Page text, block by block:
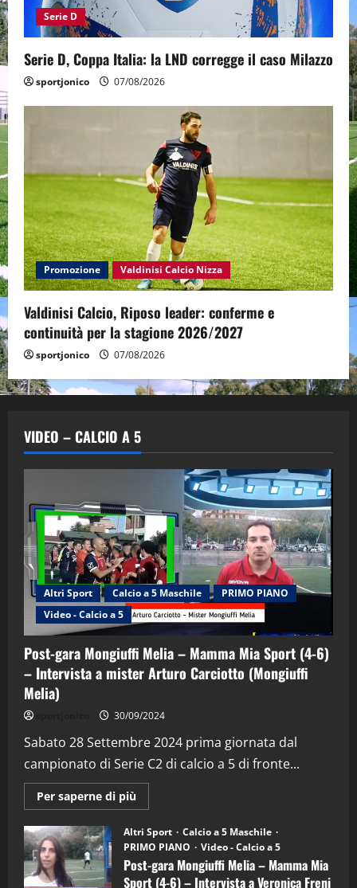
Serie D
Serie D, Coppa Italia: la LND corregge il caso Milazzo
sportjonico 07/08/2026
Promozione Valdinisi Calcio Nizza
Valdinisi Calcio, Riposo leader: conferme e
continuità per la stagione 2026/2027
sportjonico 07/08/2026
VIDEO – CALCIO A 5
Altri Sport Calcio a 5 Maschile
PRIMO PIANO
Video - Calcio a 5
Post-gara Mongiuffi Melia – Mamma Mia Sport (4-6)
– Intervista a mister Arturo Carciotto (Mongiuffi
Melia)
30/09/2024
Sabato 28 Settembre 2024 prima giornata dal
campionato di Serie C2 di calcio a 5 di fronte...
Per saperne di più
informazioni
Post-
gara
Mongiuffi
Melia
–
Mamma
Altri Sport
Calcio a 5 Maschile
PRIMO PIANO
Video - Calcio a 5
Post-gara Mongiuffi Melia – Mamma Mia
Sport (4-6) – Intervista a Veronica Freni
2
“SportEmpire” in Podcast: 29^ Puntata
(Martedi 28 Aprile 2026)
28/04/2026
3
"SportEmpire" in Podcast
“SportEmpire” in Podcast: 28^ Puntata
(Martedi 21 Aprile 2026)
21/04/2026